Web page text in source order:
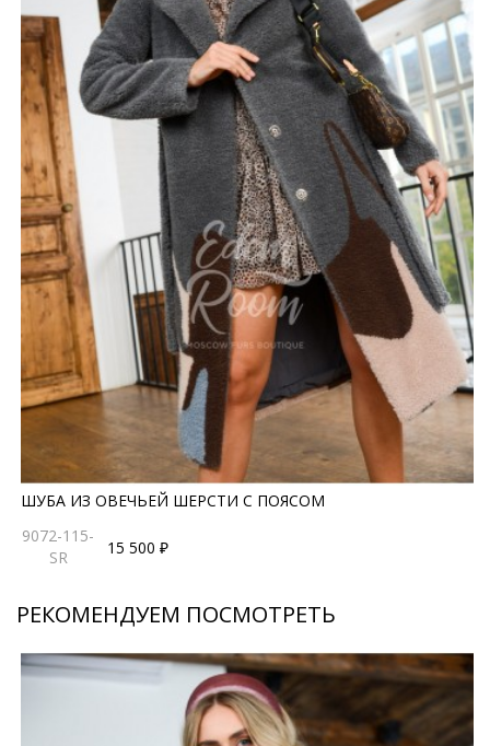
ШУБА ИЗ ОВЕЧЬЕЙ ШЕРСТИ С ПОЯСОМ
9072-115-
SR
15 500 ₽
РЕКОМЕНДУЕМ ПОСМОТРЕТЬ